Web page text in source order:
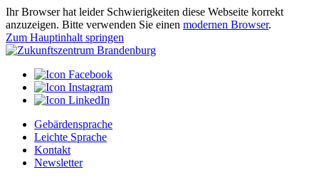
Ihr Browser hat leider Schwierigkeiten diese Webseite korrekt
anzuzeigen. Bitte verwenden Sie einen modernen Browser.
Zum Hauptinhalt springen
Gebärdensprache
Leichte Sprache
Kontakt
Newsletter